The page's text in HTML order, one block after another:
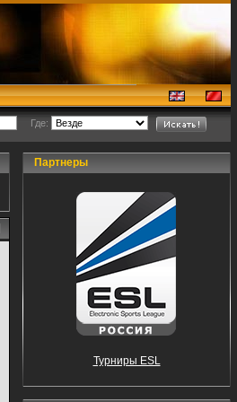
Где:
Партнеры
Турниры ESL